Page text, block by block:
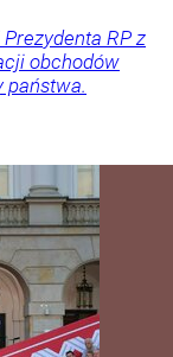
RP z
obchodów
państwa.